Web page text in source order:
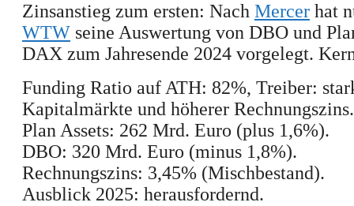
Zinsanstieg zum ersten: Nach Mercer hat
WTW seine Auswertung von DBO und
DAX zum Jahresende 2024 vorgelegt.
Funding Ratio auf ATH: 82%, Treiber:
Kapitalmärkte und höherer Rechnungszins.
Plan Assets: 262 Mrd. Euro (plus 1,6%).
DBO: 320 Mrd. Euro (minus 1,8%).
Rechnungszins: 3,45% (Mischbestand).
Ausblick 2025: herausfordernd.